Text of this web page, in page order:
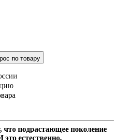
по товару
подрастающее поколение
естественно.